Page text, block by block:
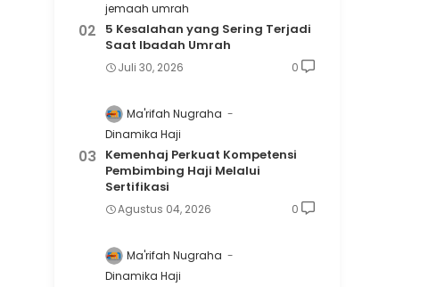
jemaah umrah
5 Kesalahan yang Sering Terjadi
Saat Ibadah Umrah
Juli 30, 2026 0
Ma'rifah Nugraha
Dinamika Haji
Kemenhaj Perkuat Kompetensi
Pembimbing Haji Melalui
Sertifikasi
Agustus 04, 2026 0
Ma'rifah Nugraha
Dinamika Haji